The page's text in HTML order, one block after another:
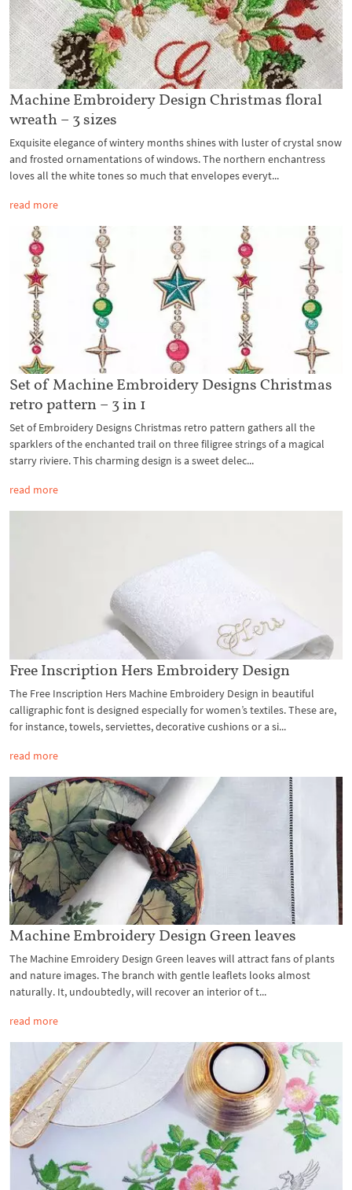
Machine Embroidery Design Christmas floral
wreath – 3 sizes
Exquisite elegance of wintery months shines with luster of crystal snow
and frosted ornamentations of windows. The northern enchantress
loves all the white tones so much that envelopes everyt...
read more
Set of Machine Embroidery Designs Christmas
retro pattern – 3 in 1
Set of Embroidery Designs Christmas retro pattern gathers all the
sparklers of the enchanted trail on three filigree strings of a magical
starry riviere. This charming design is a sweet delec...
read more
Free Inscription Hers Embroidery Design
The Free Inscription Hers Machine Embroidery Design in beautiful
calligraphic font is designed especially for women’s textiles. These are,
for instance, towels, serviettes, decorative cushions or a si...
read more
Machine Embroidery Design Green leaves
The Machine Emroidery Design Green leaves will attract fans of plants
and nature images. The branch with gentle leaflets looks almost
naturally. It, undoubtedly, will recover an interior of t...
read more